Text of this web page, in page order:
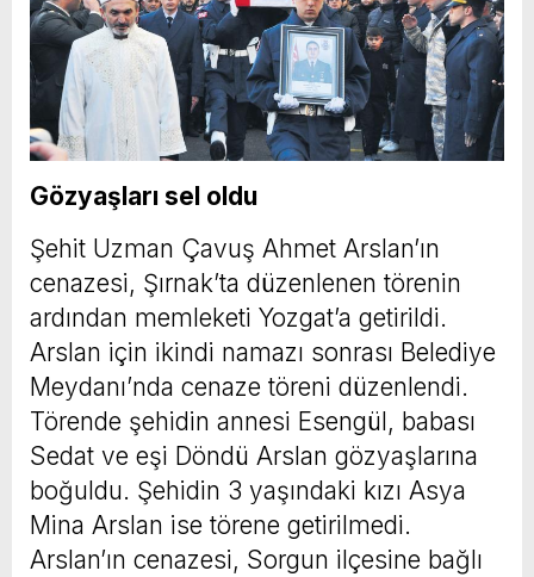
Gözyaşları sel oldu
Şehit Uzman Çavuş Ahmet Arslan’ın
cenazesi, Şırnak’ta düzenlenen törenin
ardından memleketi Yozgat’a getirildi.
Arslan için ikindi namazı sonrası Belediye
Meydanı’nda cenaze töreni düzenlendi.
Törende şehidin annesi Esengül, babası
Sedat ve eşi Döndü Arslan gözyaşlarına
boğuldu. Şehidin 3 yaşındaki kızı Asya
Mina Arslan ise törene getirilmedi.
Arslan’ın cenazesi, Sorgun ilçesine bağlı